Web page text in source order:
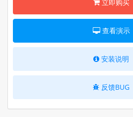
立即购买
查看演示
安装说明
反馈BUG